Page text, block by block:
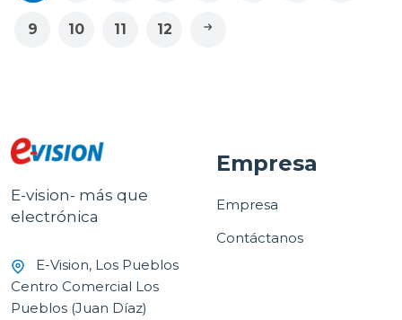
9 10 11 12
E-vision- más que
electrónica
E-Vision, Los Pueblos
Centro Comercial Los
Pueblos (Juan Díaz)
Empresa
Empresa
Contáctanos